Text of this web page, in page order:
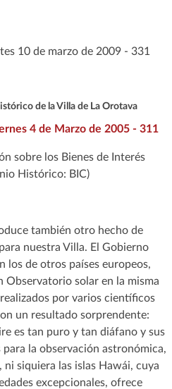
10 de marzo de 2009 - 331
de la Villa de La Orotava
4 de Marzo de 2005 - 311
sobre los Bienes de Interés
Histórico: BIC)
también otro hecho de
nuestra Villa. El Gobierno
los de otros países europeos,
Observatorio solar en la misma
por varios científicos
un resultado sorprendente:
es tan puro y tan diáfano y sus
la observación astronómica,
siquiera las islas Hawái, cuya
excepcionales, ofrece